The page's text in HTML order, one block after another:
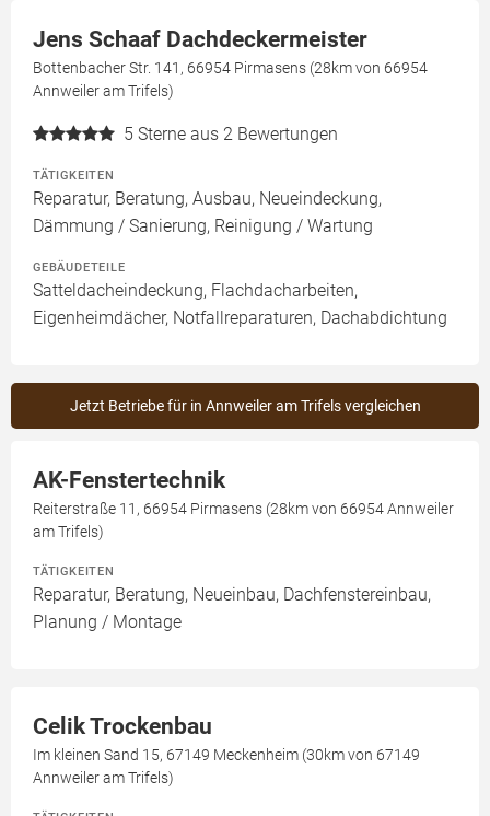
Jens Schaaf Dachdeckermeister
Bottenbacher Str. 141, 66954 Pirmasens (28km von 66954
Annweiler am Trifels)
5 Sterne aus 2 Bewertungen
TÄTIGKEITEN
Reparatur, Beratung, Ausbau, Neueindeckung,
Dämmung / Sanierung, Reinigung / Wartung
GEBÄUDETEILE
Satteldacheindeckung, Flachdacharbeiten,
Eigenheimdächer, Notfallreparaturen, Dachabdichtung
Jetzt Betriebe für in Annweiler am Trifels vergleichen
AK-Fenstertechnik
Reiterstraße 11, 66954 Pirmasens (28km von 66954 Annweiler
am Trifels)
TÄTIGKEITEN
Reparatur, Beratung, Neueinbau, Dachfenstereinbau,
Planung / Montage
Celik Trockenbau
Im kleinen Sand 15, 67149 Meckenheim (30km von 67149
Annweiler am Trifels)